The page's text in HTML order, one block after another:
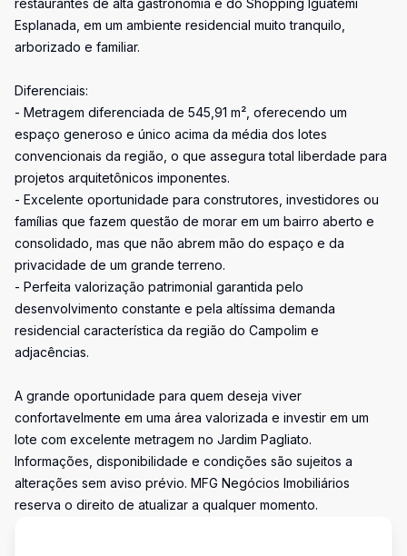
restaurantes de alta gastronomia e do Shopping Iguatemi
Esplanada, em um ambiente residencial muito tranquilo,
arborizado e familiar.
Diferenciais:
- Metragem diferenciada de 545,91 m², oferecendo um
espaço generoso e único acima da média dos lotes
convencionais da região, o que assegura total liberdade para
projetos arquitetônicos imponentes.
- Excelente oportunidade para construtores, investidores ou
famílias que fazem questão de morar em um bairro aberto e
consolidado, mas que não abrem mão do espaço e da
privacidade de um grande terreno.
- Perfeita valorização patrimonial garantida pelo
desenvolvimento constante e pela altíssima demanda
residencial característica da região do Campolim e
adjacências.
A grande oportunidade para quem deseja viver
confortavelmente em uma área valorizada e investir em um
lote com excelente metragem no Jardim Pagliato.
Informações, disponibilidade e condições são sujeitos a
alterações sem aviso prévio. MFG Negócios Imobiliários
reserva o direito de atualizar a qualquer momento.